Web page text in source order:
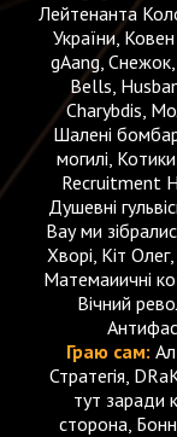
Лейтенанта
України,
gAang,
Bells,
Charybdis,
Шалені
могилі,
Recruitment
Душевні
Вау ми
Хворі, Кіт
Матемаиичні
Вічний
Граю сам:
Стратегія,
тут заради
сторона,